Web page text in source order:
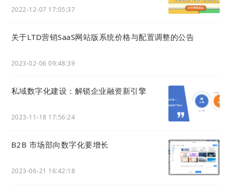
2022-12-07 17:05:37
关于LTD营销SaaS网站版系统价格与配置调整的公告
2023-02-06 09:48:39
私域数字化建设：解锁企业融资新引擎
2023-11-18 17:56:24
B2B 市场部向数字化要增长
2023-06-21 16:42:18